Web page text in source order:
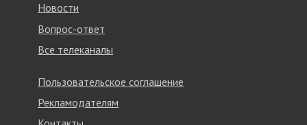
Новости
Вопрос-ответ
Все телеканалы
Пользовательское соглашение
Рекламодателям